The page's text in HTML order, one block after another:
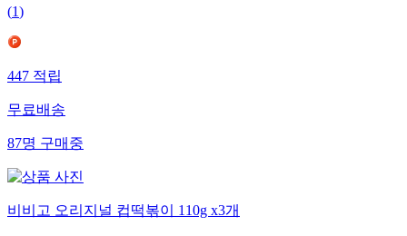
(1)
447적립
무료배송
87명구매중
비비고 오리지널 컵떡볶이 110g x3개